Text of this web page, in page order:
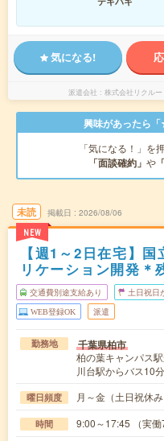
気になる!
派遣会社 株式会社リクル
興味があったら
「気になる！」を
「面談確約」 や
未読
NEW
掲載日 2026/08/06
【週1～2日在宅】
リケーション開発＊
交通費別途支給あり 土日祝日
WEB登録OK 派遣
勤務地 千葉県柏市
柏の葉キャンパス
川台駅からバス10分
曜日頻度 月～金（土日祝休み
時間 9:00～17:45 （実